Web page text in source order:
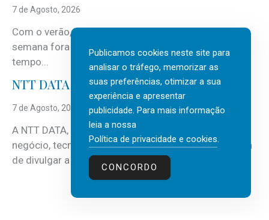
7 de Agosto, 2026
Com o verão, chegam também as férias, os fins-de-
semana fora e os dias em que a casa fica mais
tempo...
NTT DATA Insurtech Global Outlook 2026
7 de Agosto, 2026
A NTT DATA, consultora global em serviços de
negócio, tecnologia e inteligência artificial (IA), acaba
de divulgar a mais recente...
Publicamos cookies neste site para
analisar o tráfego, memorizar as
suas preferências, otimizar a sua
experiência e apresentar
publicidade. Para mais informação
leia a nossa
Política de privacidade e cookies.
CONCORDO